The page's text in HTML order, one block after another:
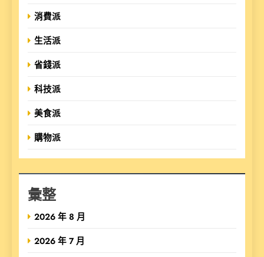
消費派
生活派
省錢派
科技派
美食派
購物派
彙整
2026 年 8 月
2026 年 7 月